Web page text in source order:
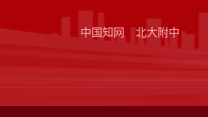
中国知网 北大附中